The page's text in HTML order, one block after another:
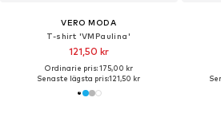
VERO MODA
T-shirt 'VMPaulina'
121,50 kr
Ordinarie pris: 175,00 kr
Senaste lägsta pris:121,50 kr